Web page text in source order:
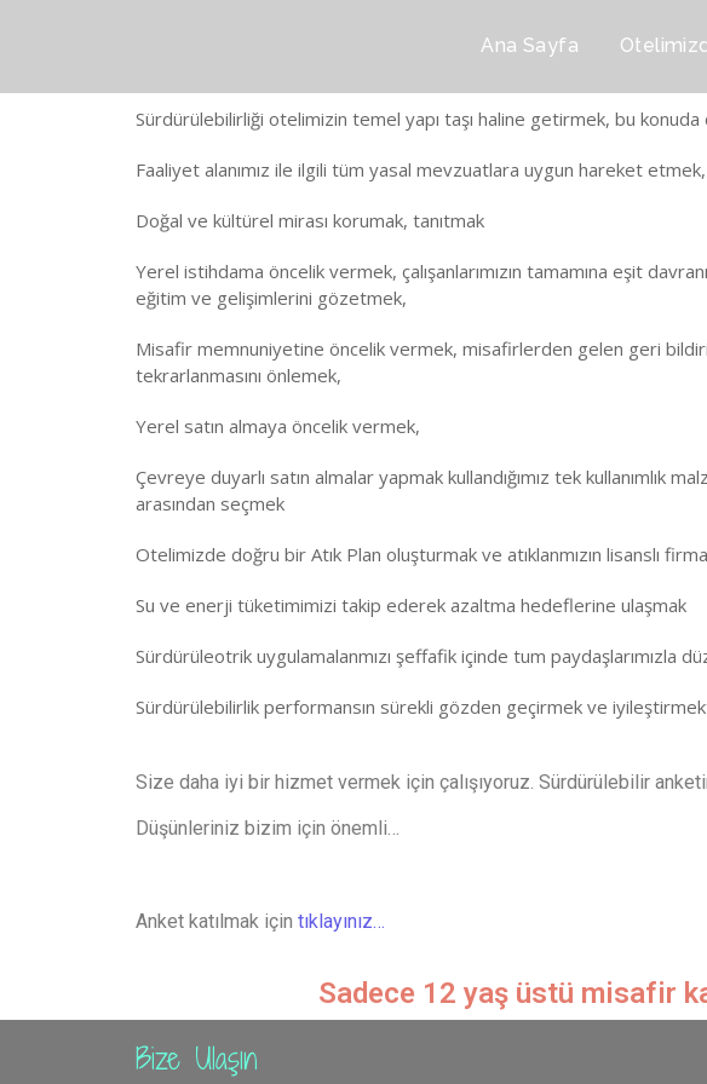
Ana Sayfa
Sürdürülebilirliği otelimizin temel yapı taşı haline getirmek, bu konuda
Faaliyet alanımız ile ilgili tüm yasal mevzuatlara uygun hareket etmek,
Doğal ve kültürel mirası korumak, tanıtmak
Yerel istihdama öncelik vermek, çalışanlarımızın tamamına eşit
eğitim ve gelişimlerini gözetmek,
Misafir memnuniyetine öncelik vermek, misafirlerden gelen geri
tekrarlanmasını önlemek,
Yerel satın almaya öncelik vermek,
Çevreye duyarlı satın almalar yapmak kullandığımız tek
arasından seçmek
Otelimizde doğru bir Atık Plan oluşturmak ve atıklanmızın lisanslı
Su ve enerji tüketimimizi takip ederek azaltma hedeflerine ulaşmak
Sürdürüleotrik uygulamalanmızı şeffafik içinde tum paydaşlarımızla
Sürdürülebilirlik performansın sürekli gözden geçirmek ve
Size daha iyi bir hizmet vermek için çalışıyoruz. Sürdürülebilir
Düşünleriniz bizim için önemli…
Anket katılmak için tıklayınız…
Sadece 12 yaş üstü misafir
Bize Ulaşın